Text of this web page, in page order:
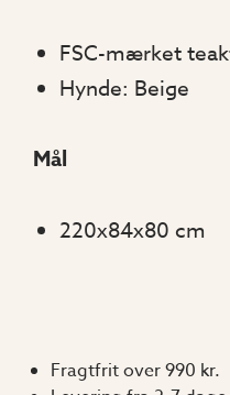
FSC-mærket
Hynde: Beige
Mål
220x84x80 cm
Fragtfrit over 990 kr.